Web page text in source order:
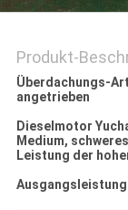
Produkt-
Überdachungs-
angetrieben
Dieselmotor
Medium,
Leistung der